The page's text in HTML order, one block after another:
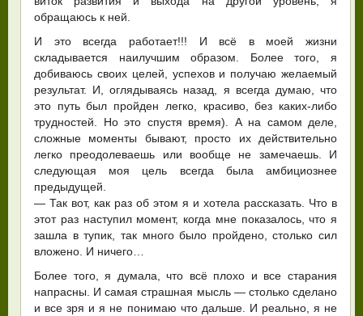
обращаюсь к ней.
И это всегда работает!!! И всё в моей жизни
складывается наилучшим образом. Более того, я
добиваюсь своих целей, успехов и получаю желаемый
результат. И, оглядываясь назад, я всегда думаю, что
это путь был пройден легко, красиво, без каких-либо
трудностей. Но это спустя время). А на самом деле,
сложные моменты бывают, просто их действительно
легко преодолеваешь или вообще не замечаешь. И
следующая моя цель всегда была амбициознее
предыдущей.
— Так вот, как раз об этом я и хотела рассказать. Что в
этот раз наступил момент, когда мне показалось, что я
зашла в тупик, так много было пройдено, столько сил
вложено. И ничего…
Более того, я думала, что всё плохо и все старания
напрасны. И самая страшная мысль — столько сделано
и все зря и я не понимаю что дальше. И реально, я не